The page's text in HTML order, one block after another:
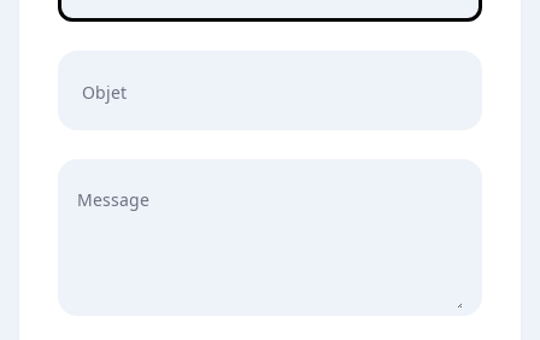
Objet